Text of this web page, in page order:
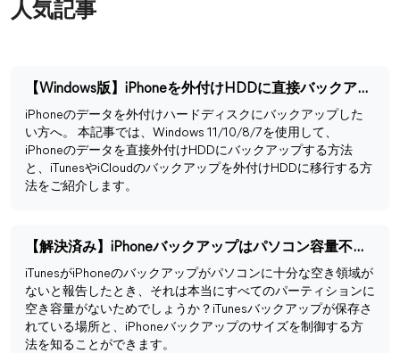
人気記事
【Windows版】iPhoneを外付けHDDに直接バックアップする方法
iPhoneのデータを外付けハードディスクにバックアップした
い方へ。 本記事では、Windows 11/10/8/7を使用して、
iPhoneのデータを直接外付けHDDにバックアップする方法
と、iTunesやiCloudのバックアップを外付けHDDに移行する方
法をご紹介します。
【解決済み】iPhoneバックアップはパソコン容量不足でできない
iTunesがiPhoneのバックアップがパソコンに十分な空き領域が
ないと報告したとき、それは本当にすべてのパーティションに
空き容量がないためでしょうか？iTunesバックアップが保存さ
れている場所と、iPhoneバックアップのサイズを制御する方
法を知ることができます。